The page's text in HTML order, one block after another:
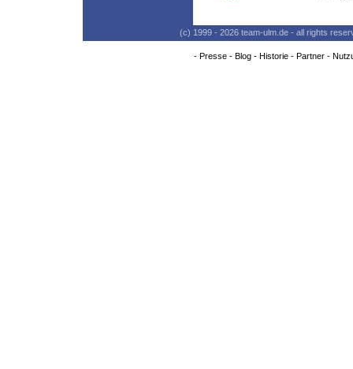
(c) 1999 - 2026 team-ulm.de - all rights
- Presse- Blog- Historie- Partner-